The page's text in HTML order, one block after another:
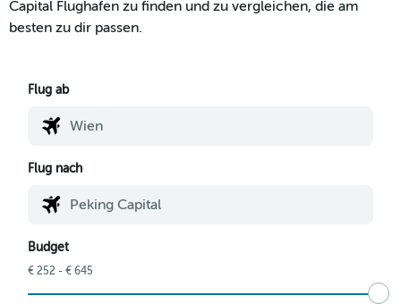
Capital Flughafen zu finden und zu vergleichen, die am
besten zu dir passen.
Flug ab
Flug nach
Budget
€ 252 - € 645